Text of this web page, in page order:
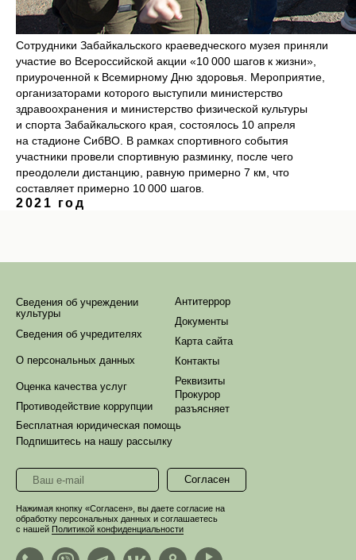
Сотрудники Забайкальского краеведческого музея приняли
участие во Всероссийской акции «10 000 шагов к жизни»,
приуроченной к Всемирному Дню здоровья. Мероприятие,
организаторами которого выступили министерство
здравоохранения и министерство физической культуры
и спорта Забайкальского края, состоялось 10 апреля
на стадионе СибВО. В рамках спортивного события
участники провели спортивную разминку, после чего
преодолели дистанцию, равную примерно 7 км, что
составляет примерно 10 000 шагов.
2021 год
Нажимая кнопку «Согласен», вы даете согласие на
обработку персональных данных и соглашаетесь
с нашей Политикой конфиденциальности
Подпишитесь на нашу рассылку
Согласен
Реквизиты
Контакты
Карта сайта
Документы
Антитеррор
Противодействие коррупции
Оценка качества услуг
О персональных данных
Сведения об учредителях
Сведения об учреждении
культуры
Бесплатная юридическая помощь
Прокурор
разъясняет